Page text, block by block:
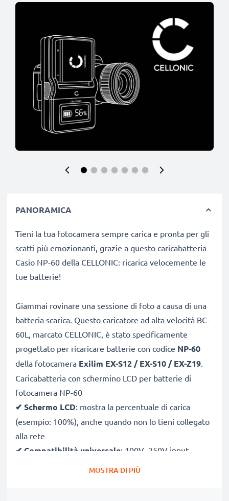
PANORAMICA
Tieni la tua fotocamera sempre carica e pronta per gli
scatti più emozionanti, grazie a questo caricabatteria
Casio NP-60 della CELLONIC: ricarica velocemente le
tue batterie!
Giammai rovinare una sessione di foto a causa di una
batteria scarica. Questo caricatore ad alta velocità BC-
60L, marcato CELLONIC, è stato specificamente
progettato per ricaricare batterie con codice NP-60
della fotocamera Exilim EX-S12 / EX-S10 / EX-Z19.
Caricabatteria con schermino LCD per batterie di
fotocamera NP-60
✔ Schermo LCD: mostra la percentuale di carica
(esempio: 100%), anche quando non lo tieni collegato
alla rete
✔ Compatibilità universale: 100V–250V input
flessibile, utilizzabile ovunque, in Italia, Europa o fuori
MOSTRA DI PIÙ